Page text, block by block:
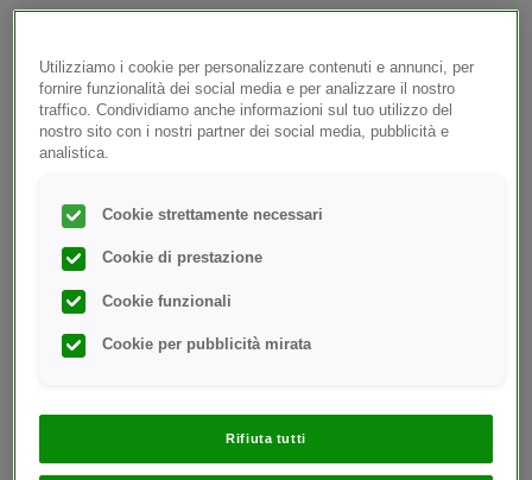
identificativi, si può essere individuati con la propria
specifica patologia.
Al fine di tutelare al massimo grado la riservatezza
provvedimenti per quanto riguarda il presente sito
www.onetouch.it:
in fase di registrazione, l’utente potrà evitare di inserire
utilizzando invece due nickname che non consentano
i dati di contatto eventualmente forniti (quali ad
esempio l’indirizzo di posta elettronica) non sono mai
pubblicati sul sito, ma esclusivamente utilizzati per
Utilizziamo i cookie per personalizzare contenuti e annunci, per
fornire funzionalità dei social media e per analizzare il nostro
traffico. Condividiamo anche informazioni sul tuo utilizzo del
nostro sito con i nostri partner dei social media, pubblicità e
analistica.
Cookie strettamente necessari
Cookie di prestazione
Cookie funzionali
Cookie per pubblicità mirata
Rifiuta tutti